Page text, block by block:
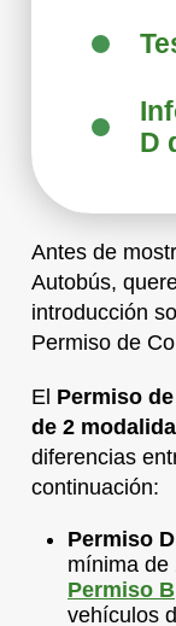
D
Antes de
Autobús,
introducción
Permiso de
El Permiso
de 2
diferencias
continuación:
Permiso
mínima de
Permiso B
vehículos